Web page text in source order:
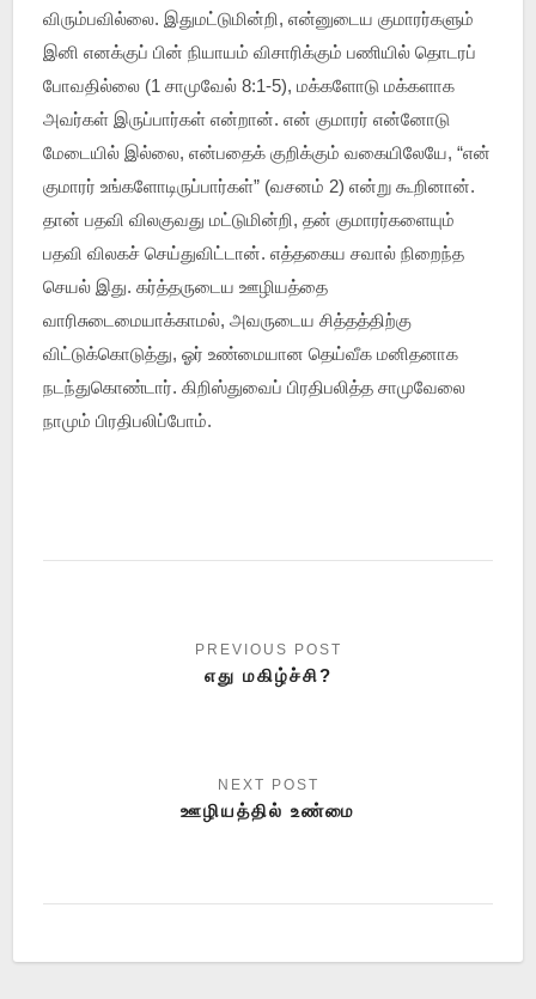
விரும்பவில்லை. இதுமட்டுமின்றி, என்னுடைய குமாரர்களும்
இனி எனக்குப் பின் நியாயம் விசாரிக்கும் பணியில் தொடரப்
போவதில்லை (1 சாமுவேல் 8:1-5), மக்களோடு மக்களாக
அவர்கள் இருப்பார்கள் என்றான். என் குமாரர் என்னோடு
மேடையில் இல்லை, என்பதைக் குறிக்கும் வகையிலேயே, “என்
குமாரர் உங்களோடிருப்பார்கள்” (வசனம் 2) என்று கூறினான்.
தான் பதவி விலகுவது மட்டுமின்றி, தன் குமாரர்களையும்
பதவி விலகச் செய்துவிட்டான். எத்தகைய சவால் நிறைந்த
செயல் இது. கர்த்தருடைய ஊழியத்தை
வாரிசுடைமையாக்காமல், அவருடைய சித்தத்திற்கு
விட்டுக்கொடுத்து, ஓர் உண்மையான தெய்வீக மனிதனாக
நடந்துகொண்டார். கிறிஸ்துவைப் பிரதிபலித்த சாமுவேலை
நாமும் பிரதிபலிப்போம்.
எது மகிழ்ச்சி?
ஊழியத்தில் உண்மை